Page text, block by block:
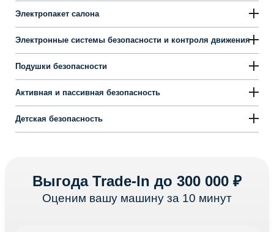
Электропакет салона
Электронные системы безопасности и контроля движения
Подушки безопасности
Активная и пассивная безопасность
Детская безопасность
Выгода Trade-In до 300 000 ₽
Оценим вашу машину за 10 минут